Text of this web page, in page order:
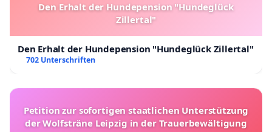
Den Erhalt der Hundepension "Hundeglück
Zillertal"
Den Erhalt der Hundepension "Hundeglück Zillertal"
702 Unterschriften
Petition zur sofortigen staatlichen Unterstützung
der Wolfsträne Leipzig in der Trauerbewältigung